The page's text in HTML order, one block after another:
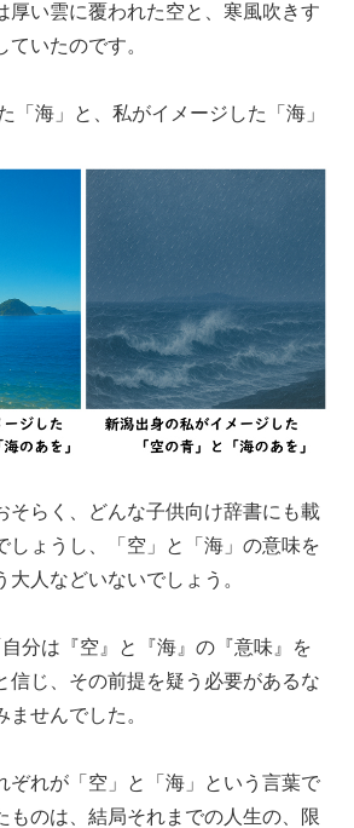
厚い雲に覆われた空と、寒風吹きす
ていたのです。
「海」と、私がイメージした「海」
そらく、どんな子供向け辞書にも載
しょうし、「空」と「海」の意味を
大人などいないでしょう。
分は『空』と『海』の『意味』を
信じ、その前提を疑う必要があるな
ませんでした。
ぞれが「空」と「海」という言葉で
ものは、結局それまでの人生の、限